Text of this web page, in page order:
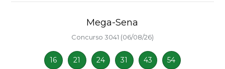
Mega-Sena
Concurso 3041 (06/08/26)
16 21 24 31 43 54